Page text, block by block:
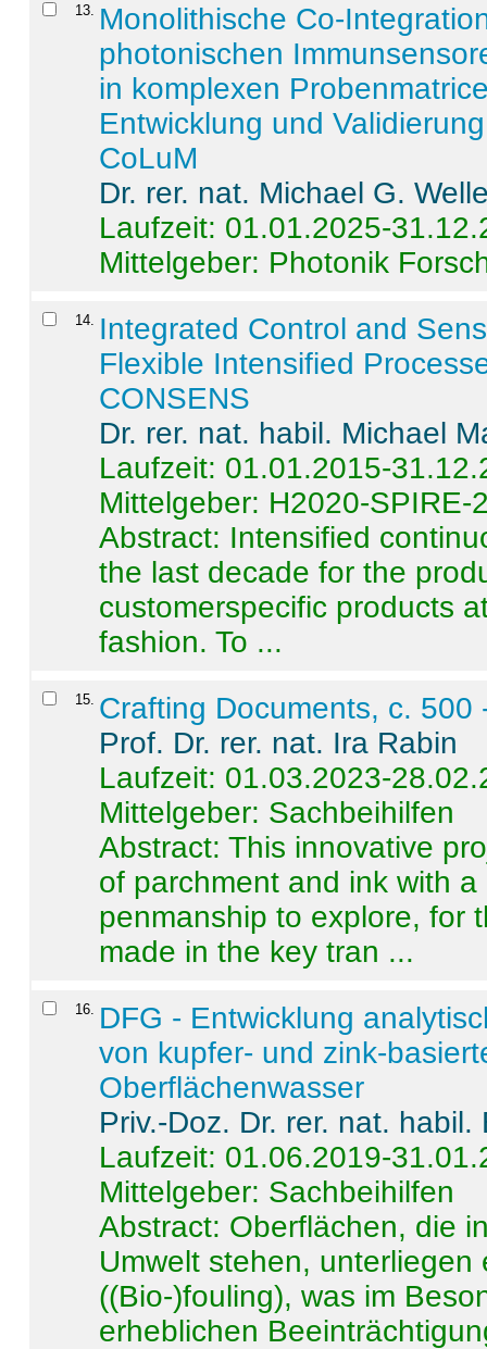
13
Monolithische Co-
photonischen
in komplexen
Entwicklung und
CoLuM
Dr. rer. nat. Michael G.
Laufzeit: 01.01.2025-
Mittelgeber: Photonik
14
Integrated Control and
Flexible Intensified
CONSENS
Dr. rer. nat. habil. Michael
Laufzeit: 01.01.2015-
Mittelgeber: H2020-SPIRE-
Abstract: Intensified
the last decade for the
customerspecific products
fashion. To ...
15 Crafting Documents, c. 500
Prof. Dr. rer. nat. Ira Rabin
Laufzeit: 01.03.2023-
Mittelgeber: Sachbeihilfen
Abstract:This innovative
of parchment and ink with
penmanship to explore, for
made in the key tran ...
16
DFG - Entwicklung
von kupfer- und zink-
Oberflächenwasser
Priv.-Doz. Dr. rer. nat.
Laufzeit: 01.06.2019-
Mittelgeber: Sachbeihilfen
Abstract: Oberflächen, die
Umwelt stehen,
((Bio-)fouling), was im
erheblichen